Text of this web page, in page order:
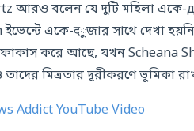
আরও বলেন যে দুটি মহিলা
একে-दুজার সাথে দেখা
করে আছে, যখন Scheana
মিত্রতার দূরীকরণে ভূমিকা
Addict YouTube Video